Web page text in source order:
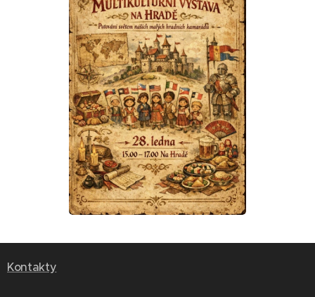
Kontakty